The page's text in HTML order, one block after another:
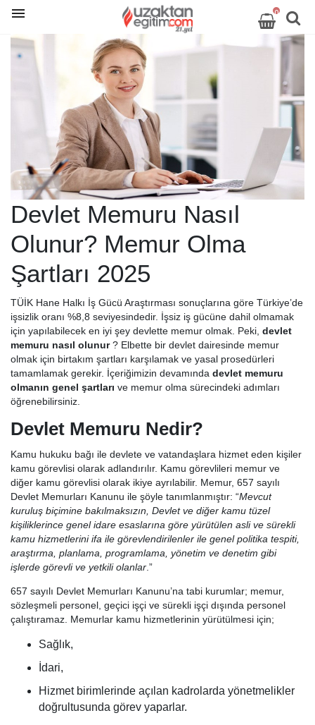
0
Devlet Memuru Nasıl
Olunur? Memur Olma
Şartları 2025
TÜİK Hane Halkı İş Gücü Araştırması sonuçlarına göre Türkiye’de
işsizlik oranı %8,8 seviyesindedir. İşsiz iş gücüne dahil olmamak
için yapılabilecek en iyi şey devlette memur olmak. Peki, devlet
memuru nasıl olunur? Elbette bir devlet dairesinde memur
olmak için birtakım şartları karşılamak ve yasal prosedürleri
tamamlamak gerekir. İçeriğimizin devamında devlet memuru
olmanın genel şartları ve memur olma sürecindeki adımları
öğrenebilirsiniz.
Devlet Memuru Nedir?
Kamu hukuku bağı ile devlete ve vatandaşlara hizmet eden kişiler
kamu görevlisi olarak adlandırılır. Kamu görevlileri memur ve
diğer kamu görevlisi olarak ikiye ayrılabilir. Memur, 657 sayılı
Devlet Memurları Kanunu ile şöyle tanımlanmıştır: “Mevcut
kuruluş biçimine bakılmaksızın, Devlet ve diğer kamu tüzel
kişiliklerince genel idare esaslarına göre yürütülen asli ve sürekli
kamu hizmetlerini ifa ile görevlendirilenler ile genel politika tespiti,
araştırma, planlama, programlama, yönetim ve denetim gibi
işlerde görevli ve yetkili olanlar .”
657 sayılı Devlet Memurları Kanunu’na tabi kurumlar; memur,
sözleşmeli personel, geçici işçi ve sürekli işçi dışında personel
çalıştıramaz. Memurlar kamu hizmetlerinin yürütülmesi için;
Sağlık,
İdari,
Hizmet birimlerinde açılan kadrolarda yönetmelikler
doğrultusunda görev yaparlar.